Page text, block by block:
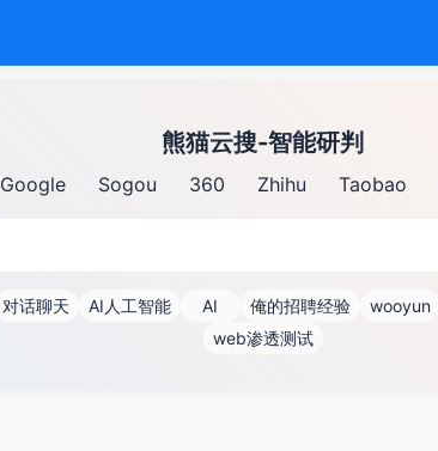
熊猫云搜-智能研判
Google Sogou 360 Zhihu Taobao
对话聊天 AI人工智能 AI 俺的招聘经验 wooyun
web渗透测试